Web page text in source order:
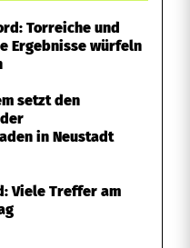
Torreiche und
Ergebnisse würfeln
setzt den
in Neustadt
Viele Treffer am